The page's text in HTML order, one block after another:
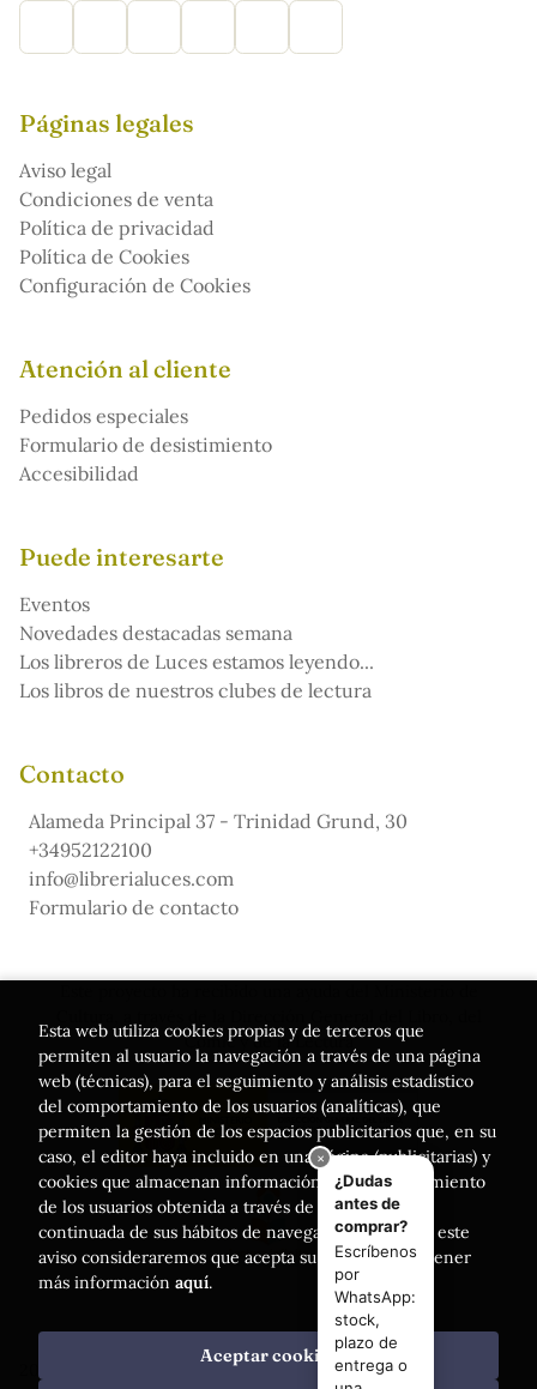
Páginas legales
Aviso legal
Condiciones de venta
Política de privacidad
Política de Cookies
Configuración de Cookies
Atención al cliente
Pedidos especiales
Formulario de desistimiento
Accesibilidad
Puede interesarte
Eventos
Novedades destacadas semana
Los libreros de Luces estamos leyendo...
Los libros de nuestros clubes de lectura
Contacto
Alameda Principal 37 - Trinidad Grund, 30
+34952122100
info@librerialuces.com
Formulario de contacto
Cómic y de la Lectura
. Todos los Derechos Reservados |
Esta web utiliza cookies propias y de terceros que
permiten al usuario la navegación a través de una página
web (técnicas), para el seguimiento y análisis estadístico
del comportamiento de los usuarios (analíticas), que
permiten la gestión de los espacios publicitarios que, en su
caso, el editor haya incluido en una página (publicitarias) y
cookies que almacenan información del comportamiento
de los usuarios obtenida a través de la observación
continuada de sus hábitos de navegación. Si acepta este
aviso consideraremos que acepta su uso. Puede obtener
más información aquí.
Aceptar cookies